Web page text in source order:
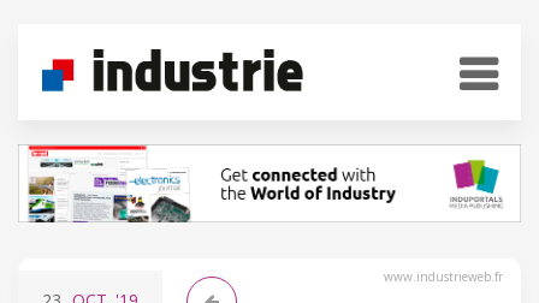
www.industrieweb.fr